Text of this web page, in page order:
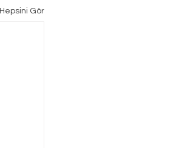
Hepsini Gör